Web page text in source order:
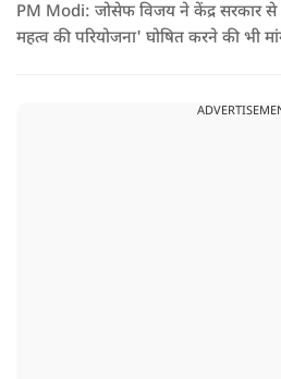
PM Modi: जोसेफ विजय ने केंद्र सरकार से इस परियोजना को 'राष्ट्रीय
महत्व की परियोजना' घोषित करने की भी
की समस्या को काफी हद तक कम किया जा